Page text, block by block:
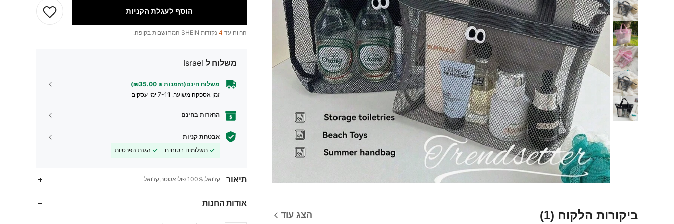
ביקורות הלקוח (1) הצג עוד
הוסף לעגלת הקניות
הרווח עד 4 נקודות SHEIN המחושבות בקופה.
משלוח ל Israel
משלוח חינם(הזמנות ≥ ₪35.00)
זמן אספקה ​​משוער: 7-11 ימי עסקים
החזרות בחינם
אבטחת קניות
תשלומים בטוחים
הגנת הפרטיות
תיאור קז'ואל,100% פוליאסטר,קז'ואל
אודות החנות